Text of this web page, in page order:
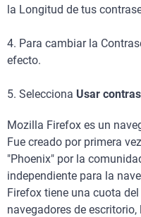
la Longitud de tus
4. Para cambiar la
efecto.
5. Selecciona Usar
Mozilla Firefox es un
Fue creado por primera
"Phoenix" por la
independiente para la
Firefox tiene una cuota
navegadores de